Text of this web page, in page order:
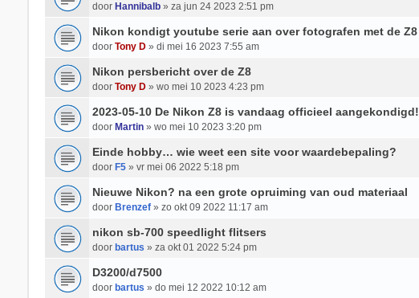
door Hannibalb» za jun 24 2023 2:51 pm
Nikon kondigt youtube serie aan over fotografen met de Z8
door Tony D» di mei 16 2023 7:55 am
Nikon persbericht over de Z8
door Tony D» wo mei 10 2023 4:23 pm
2023-05-10 De Nikon Z8 is vandaag officieel aangekondigd!
door Martin» wo mei 10 2023 3:20 pm
Einde hobby… wie weet een site voor waardebepaling?
door F5» vr mei 06 2022 5:18 pm
Nieuwe Nikon? na een grote opruiming van oud materiaal
door Brenzef» zo okt 09 2022 11:17 am
nikon sb-700 speedlight flitsers
door bartus » za okt 01 2022 5:24 pm
D3200/d7500
door bartus » do mei 12 2022 10:12 am